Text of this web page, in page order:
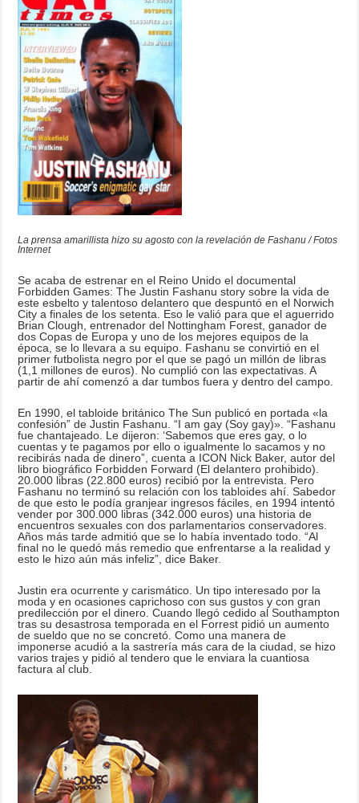
La prensa amarillista hizo su agosto con la revelación de Fashanu / Fotos
Internet
Se acaba de estrenar en el Reino Unido el documental
Forbidden Games: The Justin Fashanu story sobre la vida de
este esbelto y talentoso delantero que despuntó en el Norwich
City a finales de los setenta. Eso le valió para que el aguerrido
Brian Clough, entrenador del Nottingham Forest, ganador de
dos Copas de Europa y uno de los mejores equipos de la
época, se lo llevara a su equipo. Fashanu se convirtió en el
primer futbolista negro por el que se pagó un millón de libras
(1,1 millones de euros). No cumplió con las expectativas. A
partir de ahí comenzó a dar tumbos fuera y dentro del campo.
En 1990, el tabloide británico The Sun publicó en portada «la
confesión” de Justin Fashanu. “I am gay (Soy gay)». “Fashanu
fue chantajeado. Le dijeron: ‘Sabemos que eres gay, o lo
cuentas y te pagamos por ello o igualmente lo sacamos y no
recibirás nada de dinero”, cuenta a ICON Nick Baker, autor del
libro biográfico Forbidden Forward (El delantero prohibido).
20.000 libras (22.800 euros) recibió por la entrevista. Pero
Fashanu no terminó su relación con los tabloides ahí. Sabedor
de que esto le podía granjear ingresos fáciles, en 1994 intentó
vender por 300.000 libras (342.000 euros) una historia de
encuentros sexuales con dos parlamentarios conservadores.
Años más tarde admitió que se lo había inventado todo. “Al
final no le quedó más remedio que enfrentarse a la realidad y
esto le hizo aún más infeliz”, dice Baker.
Justin era ocurrente y carismático. Un tipo interesado por la
moda y en ocasiones caprichoso con sus gustos y con gran
predilección por el dinero. Cuando llegó cedido al Southampton
tras su desastrosa temporada en el Forrest pidió un aumento
de sueldo que no se concretó. Como una manera de
imponerse acudió a la sastrería más cara de la ciudad, se hizo
varios trajes y pidió al tendero que le enviara la cuantiosa
factura al club.